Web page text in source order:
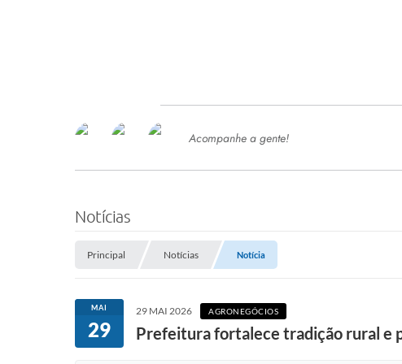
SERVIÇOS
SEMED
Processo de Contratação -
Concursos e Processos Seletivos
Esporte
Acompanhe a gente!
Notícias
Principal Notícias Notícia
MAI
29
29 MAI 2026 AGRONEGÓCIOS
Prefeitura fortalece tradição rural e